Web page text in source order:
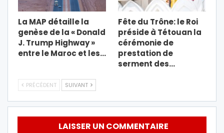
La MAP détaille la
genèse de la « Donald
J. Trump Highway »
entre le Maroc et les…
Fête du Trône: le Roi
préside à Tétouan la
cérémonie de
prestation de
serment des…
PRÉCÉDENT SUIVANT
LAISSER UN COMMENTAIRE